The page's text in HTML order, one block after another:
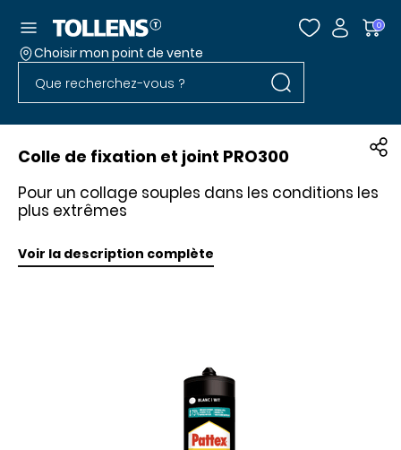
0
Passer la liste des magasins et aller au pied
Choisir mon point de vente
Rechercher dans le site Rechercher
Accéder au menu
Colle de fixation et joint PRO300
Pour un collage souples dans les conditions les
plus extrêmes
Voir la description complète